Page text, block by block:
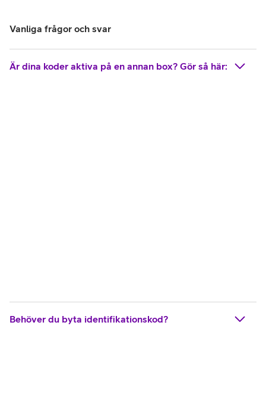
Vanliga frågor och svar
Är dina koder aktiva på en annan box? Gör så här:
Behöver du byta identifikationskod?